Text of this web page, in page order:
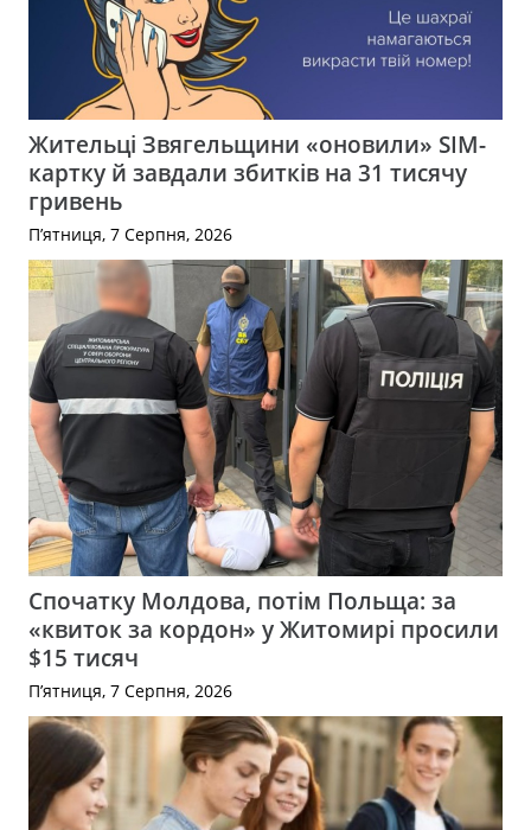
Жительці Звягельщини «оновили» SIM-
картку й завдали збитків на 31 тисячу
гривень
П’ятниця, 7 Серпня, 2026
Спочатку Молдова, потім Польща: за
«квиток за кордон» у Житомирі просили
$15 тисяч
П’ятниця, 7 Серпня, 2026